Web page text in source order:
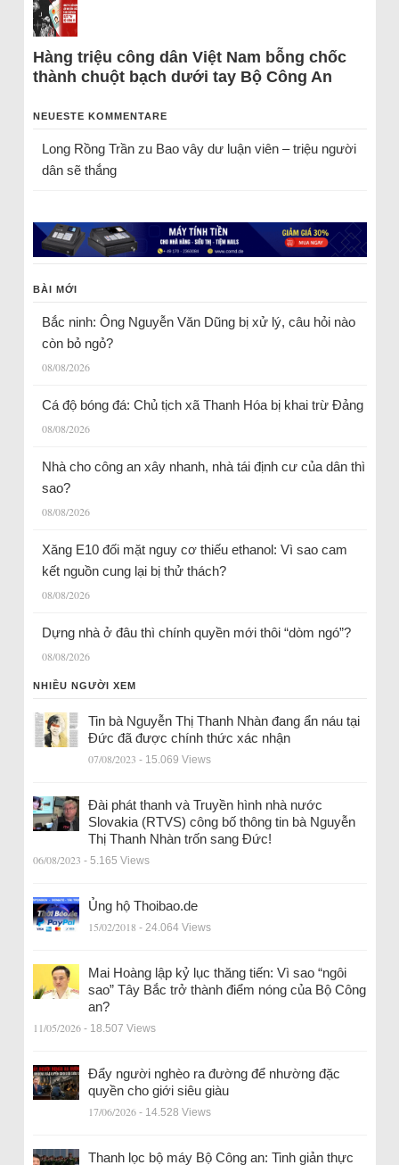
Hàng triệu công dân Việt Nam bỗng chốc
thành chuột bạch dưới tay Bộ Công An
NEUESTE KOMMENTARE
Long Rồng Trầnzu Bao vây dư luận viên – triệu người
dân sẽ thắng
BÀI MỚI
Bắc ninh: Ông Nguyễn Văn Dũng bị xử lý, câu hỏi nào
còn bỏ ngỏ?
08/08/2026
Cá độ bóng đá: Chủ tịch xã Thanh Hóa bị khai trừ Đảng
08/08/2026
Nhà cho công an xây nhanh, nhà tái định cư của dân thì
sao?
08/08/2026
Xăng E10 đối mặt nguy cơ thiếu ethanol: Vì sao cam
kết nguồn cung lại bị thử thách?
08/08/2026
Dựng nhà ở đâu thì chính quyền mới thôi “dòm ngó”?
08/08/2026
NHIỀU NGƯỜI XEM
Tin bà Nguyễn Thị Thanh Nhàn đang ẩn náu tại
Đức đã được chính thức xác nhận
07/08/2023 - 15.069 Views
Đài phát thanh và Truyền hình nhà nước
Slovakia (RTVS) công bố thông tin bà Nguyễn
Thị Thanh Nhàn trốn sang Đức!
06/08/2023 - 5.165 Views
Ủng hộ Thoibao.de
15/02/2018 - 24.064 Views
Mai Hoàng lập kỷ lục thăng tiến: Vì sao “ngôi
sao” Tây Bắc trở thành điểm nóng của Bộ Công
an?
11/05/2026 - 18.507 Views
Đẩy người nghèo ra đường để nhường đặc
quyền cho giới siêu giàu
17/06/2026 - 14.528 Views
Thanh lọc bộ máy Bộ Công an: Tinh giản thực